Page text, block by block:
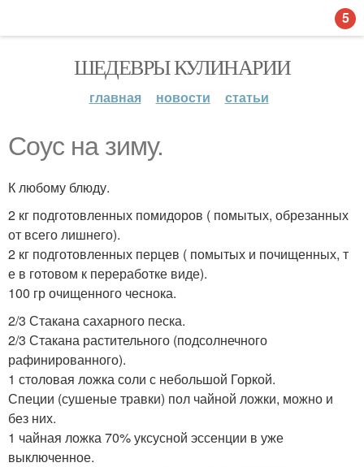
ШЕДЕВРЫ КУЛИНАРИИ
главная новости статьи
Соус на зиму.
К любому блюду.
2 кг подготовленных помидоров ( помытых, обрезанных
от всего лишнего).
2 кг подготовленных перцев ( помытых и почищенных, т
е в готовом к переработке виде).
100 гр очищенного чеснока.
2/3 Стакана сахарного песка.
2/3 Стакана растительного (подсолнечного
рафинированного).
1 столовая ложка соли с небольшой Горкой.
Специи (сушеные травки) пол чайной ложки, можно и
без них.
1 чайная ложка 70% уксусной эссенции в уже
выключенное.
5